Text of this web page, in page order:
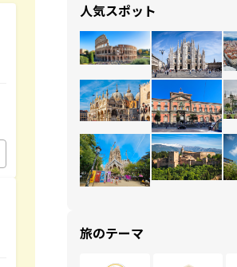
人気スポット
旅のテーマ